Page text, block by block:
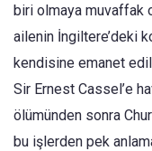
biri olmaya muvaffak
ailenin İngiltere’deki
kendisine emanet
Sir Ernest Cassel’e
ölümünden sonra
bu işlerden pek